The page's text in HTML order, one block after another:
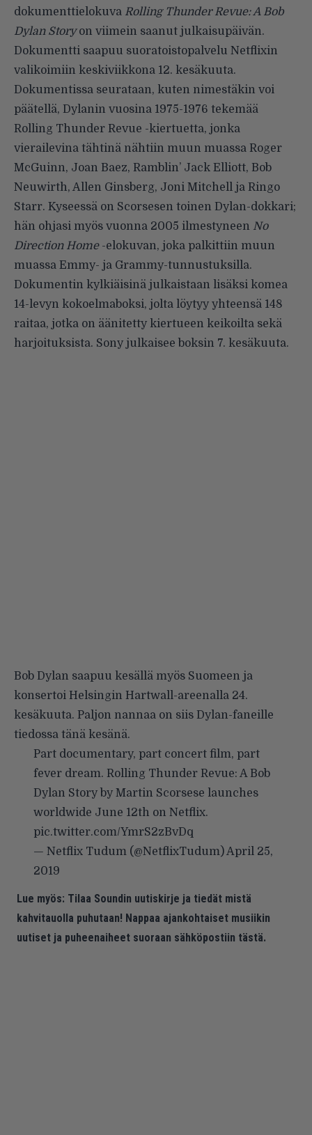
dokumenttielokuva Rolling Thunder Revue: A Bob
Dylan Storyon viimein saanut julkaisupäivän.
Dokumentti saapuu suoratoistopalvelu Netflixin
valikoimiin keskiviikkona 12. kesäkuuta.
Dokumentissa seurataan, kuten nimestäkin voi
päätellä, Dylanin vuosina 1975-1976 tekemää
Rolling Thunder Revue -kiertuetta, jonka
vierailevina tähtinä nähtiin muun muassa Roger
McGuinn, Joan Baez, Ramblin’ Jack Elliott, Bob
Neuwirth, Allen Ginsberg, Joni Mitchell ja Ringo
Starr. Kyseessä on Scorsesen toinen Dylan-dokkari;
hän ohjasi myös vuonna 2005 ilmestyneen No
Direction Home-elokuvan, joka palkittiin muun
muassa Emmy- ja Grammy-tunnustuksilla.
Dokumentin kylkiäisinä julkaistaan lisäksi komea
14-levyn kokoelmaboksi, jolta löytyy yhteensä 148
raitaa, jotka on äänitetty kiertueen keikoilta sekä
harjoituksista. Sony julkaisee boksin 7. kesäkuuta.
Bob Dylan saapuu kesällä myös Suomeen ja
konsertoi Helsingin Hartwall-areenalla 24.
kesäkuuta. Paljon nannaa on siis Dylan-faneille
tiedossa tänä kesänä.
Part documentary, part concert film, part
fever dream. Rolling Thunder Revue: A Bob
Dylan Story by Martin Scorsese launches
worldwide June 12th on Netflix.
pic.twitter.com/YmrS2zBvDq
— Netflix Tudum (@NetflixTudum)April 25,
2019
Lue myös: Tilaa Soundin uutiskirje ja tiedät mistä
kahvitauolla puhutaan! Nappaa ajankohtaiset musiikin
uutiset ja puheenaiheet suoraan sähköpostiin tästä.